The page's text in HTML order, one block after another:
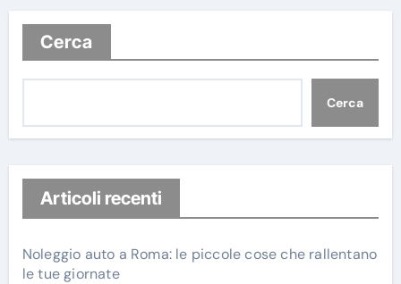
Cerca
Cerca
Articoli recenti
Noleggio auto a Roma: le piccole cose che rallentano
le tue giornate